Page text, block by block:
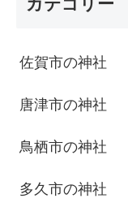
佐賀市の神社
唐津市の神社
鳥栖市の神社
多久市の神社